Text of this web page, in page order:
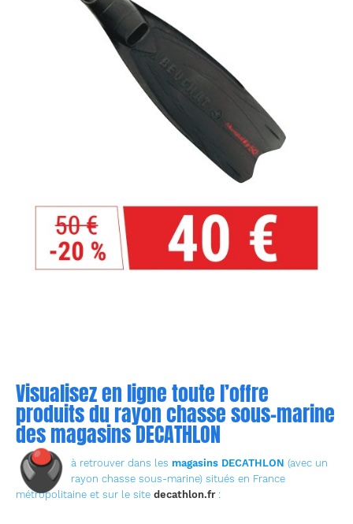
Visualisez en ligne toute l’offre
produits du rayon chasse sous-marine
des magasins DECATHLON
🖲 à retrouver dans les magasins DECATHLON (avec un
rayon chasse sous-marine) situés en France
métropolitaine et sur le site decathlon.fr: